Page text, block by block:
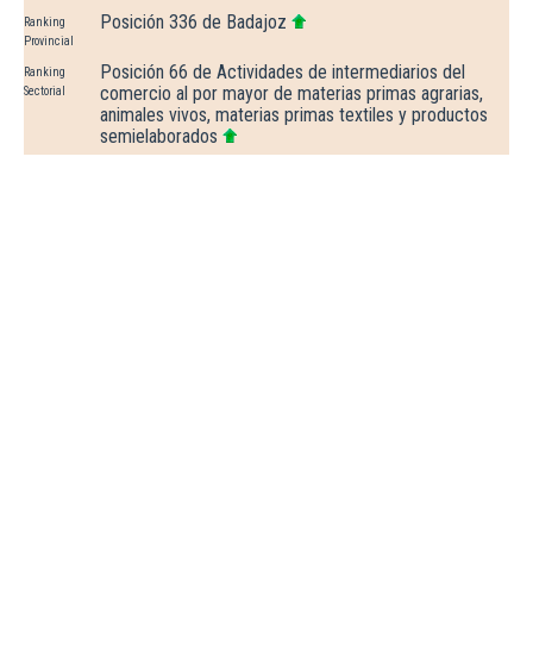
Ranking
Provincial
Posición 336 de Badajoz
Ranking
Sectorial
Posición 66 de Actividades de intermediarios del
comercio al por mayor de materias primas agrarias,
animales vivos, materias primas textiles y productos
semielaborados